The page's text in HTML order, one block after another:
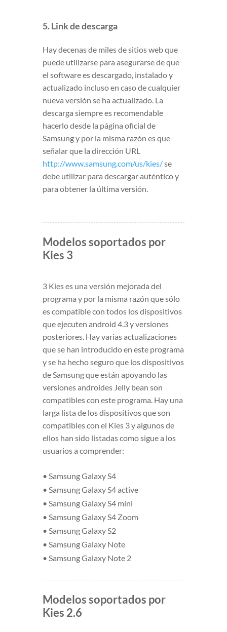
5. Link de descarga
Hay decenas de miles de sitios web que
puede utilizarse para asegurarse de que
el software es descargado, instalado y
actualizado incluso en caso de cualquier
nueva versión se ha actualizado. La
descarga siempre es recomendable
hacerlo desde la página oficial de
Samsung y por la misma razón es que
señalar que la dirección URL
http://www.samsung.com/us/kies/se
debe utilizar para descargar auténtico y
para obtener la última versión.
Modelos soportados por
Kies 3
3 Kies es una versión mejorada del
programa y por la misma razón que sólo
es compatible con todos los dispositivos
que ejecuten android 4.3 y versiones
posteriores. Hay varias actualizaciones
que se han introducido en este programa
y se ha hecho seguro que los dispositivos
de Samsung que están apoyando las
versiones androides Jelly bean son
compatibles con este programa. Hay una
larga lista de los dispositivos que son
compatibles con el Kies 3 y algunos de
ellos han sido listadas como sigue a los
usuarios a comprender:
• Samsung Galaxy S4
• Samsung Galaxy S4 active
• Samsung Galaxy S4 mini
• Samsung Galaxy S4 Zoom
• Samsung Galaxy S2
• Samsung Galaxy Note
• Samsung Galaxy Note 2
Modelos soportados por
Kies 2.6